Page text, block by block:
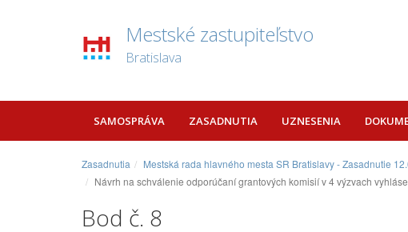
Mestské zastupiteľstvo
Bratislava
SAMOSPRÁVA ZASADNUTIA UZNESENIA
Zasadnutia
Mestská rada hlavného mesta SR Bratislavy - Zasadnutie
Návrh na schválenie odporúčaní grantových komisií v 4 výzvach
Bod č. 8